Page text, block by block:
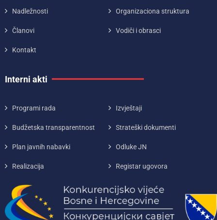
Nadležnosti Organizaciona struktura
Članovi Vodiči i obrasci
Kontakt
Interni akti
Programi rada Izvještaji
Budžetska transparentnost Strateški dokumenti
Plan javnih nabavki Odluke JN
Realizacija Registar ugovora